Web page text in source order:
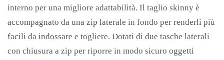
interno per una migliore adattabilità. Il taglio skinny è
accompagnato da una zip laterale in fondo per renderli più
facili da indossare e togliere. Dotati di due tasche laterali
con chiusura a zip per riporre in modo sicuro oggetti